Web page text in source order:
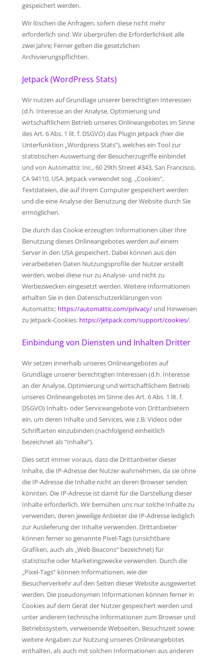
gespeichert werden.
Wir löschen die Anfragen, sofern diese nicht mehr
erforderlich sind. Wir überprüfen die Erforderlichkeit alle
zwei Jahre; Ferner gelten die gesetzlichen
Archivierungspflichten.
Jetpack (WordPress Stats)
Wir nutzen auf Grundlage unserer berechtigten Interessen
(d.h. Interesse an der Analyse, Optimierung und
wirtschaftlichem Betrieb unseres Onlineangebotes im Sinne
des Art. 6 Abs. 1 lit. f. DSGVO) das Plugin Jetpack (hier die
Unterfunktion „Wordpress Stats“), welches ein Tool zur
statistischen Auswertung der Besucherzugriffe einbindet
und von Automattic Inc., 60 29th Street #343, San Francisco,
CA 94110, USA. Jetpack verwendet sog. „Cookies“,
Textdateien, die auf Ihrem Computer gespeichert werden
und die eine Analyse der Benutzung der Website durch Sie
ermöglichen.
Die durch das Cookie erzeugten Informationen über Ihre
Benutzung dieses Onlineangebotes werden auf einem
Server in den USA gespeichert. Dabei können aus den
verarbeiteten Daten Nutzungsprofile der Nutzer erstellt
werden, wobei diese nur zu Analyse- und nicht zu
Werbezwecken eingesetzt werden. Weitere Informationen
erhalten Sie in den Datenschutzerklärungen von
Automattic: https://automattic.com/privacy/und Hinweisen
zu Jetpack-Cookies: https://jetpack.com/support/cookies/.
Einbindung von Diensten und Inhalten Dritter
Wir setzen innerhalb unseres Onlineangebotes auf
Grundlage unserer berechtigten Interessen (d.h. Interesse
an der Analyse, Optimierung und wirtschaftlichem Betrieb
unseres Onlineangebotes im Sinne des Art. 6 Abs. 1 lit. f.
DSGVO) Inhalts- oder Serviceangebote von Drittanbietern
ein, um deren Inhalte und Services, wie z.B. Videos oder
Schriftarten einzubinden (nachfolgend einheitlich
bezeichnet als “Inhalte”).
Dies setzt immer voraus, dass die Drittanbieter dieser
Inhalte, die IP-Adresse der Nutzer wahrnehmen, da sie ohne
die IP-Adresse die Inhalte nicht an deren Browser senden
könnten. Die IP-Adresse ist damit für die Darstellung dieser
Inhalte erforderlich. Wir bemühen uns nur solche Inhalte zu
verwenden, deren jeweilige Anbieter die IP-Adresse lediglich
zur Auslieferung der Inhalte verwenden. Drittanbieter
können ferner so genannte Pixel-Tags (unsichtbare
Grafiken, auch als „Web Beacons“ bezeichnet) für
statistische oder Marketingzwecke verwenden. Durch die
„Pixel-Tags“ können Informationen, wie der
Besucherverkehr auf den Seiten dieser Website ausgewertet
werden. Die pseudonymen Informationen können ferner in
Cookies auf dem Gerät der Nutzer gespeichert werden und
unter anderem technische Informationen zum Browser und
Betriebssystem, verweisende Webseiten, Besuchszeit sowie
weitere Angaben zur Nutzung unseres Onlineangebotes
enthalten, als auch mit solchen Informationen aus anderen